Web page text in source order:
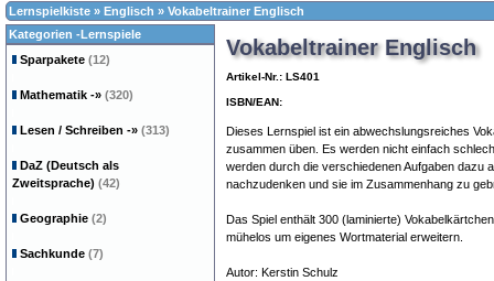
Lernspielkiste » Englisch » Vokabeltrainer Englisch
Vokabeltrainer Englisch
Artikel-Nr.: LS401
ISBN/EAN:
Dieses Lernspiel ist ein abwechslungsreiches
zusammen üben. Es werden nicht einfach
werden durch die verschiedenen Aufgaben dazu
nachzudenken und sie im Zusammenhang zu
Das Spiel enthält 300 (laminierte)
mühelos um eigenes Wortmaterial erweitern.
Autor: Kerstin Schulz
Kategorien -Lernspiele
Sparpakete (12)
Mathematik -» (320)
Lesen / Schreiben -» (313)
DaZ (Deutsch als
Zweitsprache) (42)
Geographie (2)
Sachkunde (7)